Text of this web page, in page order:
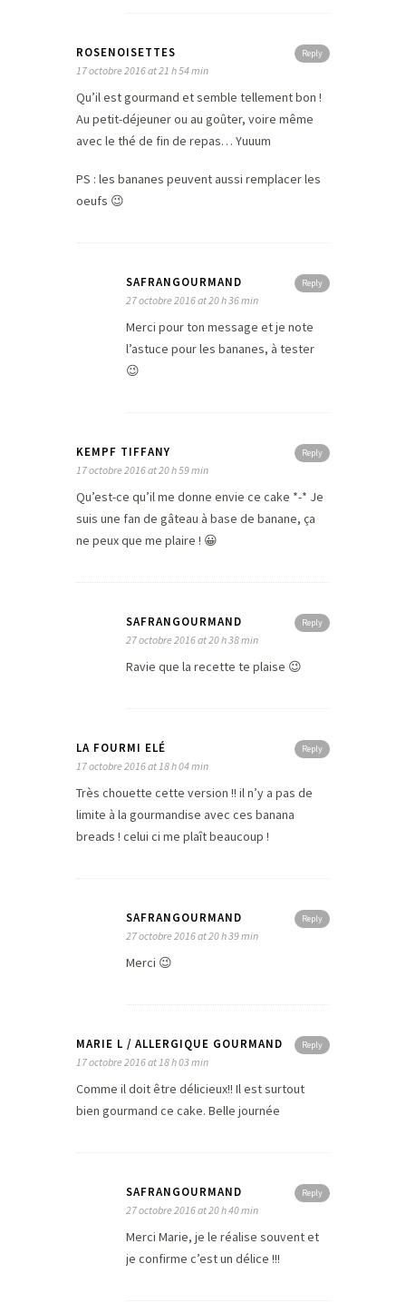
Reply
ROSENOISETTES
17 octobre 2016 at 21 h 54 min
Qu’il est gourmand et semble tellement bon !
Au petit-déjeuner ou au goûter, voire même
avec le thé de fin de repas… Yuuum
PS : les bananes peuvent aussi remplacer les
oeufs 😉
Reply
SAFRANGOURMAND
27 octobre 2016 at 20 h 36 min
Merci pour ton message et je note
l’astuce pour les bananes, à tester
😉
Reply
KEMPF TIFFANY
17 octobre 2016 at 20 h 59 min
Qu’est-ce qu’il me donne envie ce cake *-* Je
suis une fan de gâteau à base de banane, ça
ne peux que me plaire ! 😀
Reply
SAFRANGOURMAND
27 octobre 2016 at 20 h 38 min
Ravie que la recette te plaise 😉
Reply
LA FOURMI ELÉ
17 octobre 2016 at 18 h 04 min
Très chouette cette version !! il n’y a pas de
limite à la gourmandise avec ces banana
breads ! celui ci me plaît beaucoup !
Reply
SAFRANGOURMAND
27 octobre 2016 at 20 h 39 min
Merci 😉
Reply
MARIE L / ALLERGIQUE GOURMAND
17 octobre 2016 at 18 h 03 min
Comme il doit être délicieux!! Il est surtout
bien gourmand ce cake. Belle journée
Reply
SAFRANGOURMAND
27 octobre 2016 at 20 h 40 min
Merci Marie, je le réalise souvent et
je confirme c’est un délice !!!